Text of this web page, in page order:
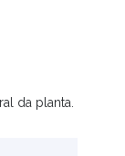
da planta.